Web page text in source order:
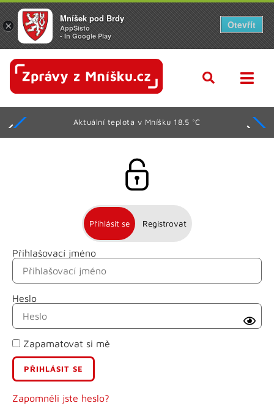
Aktuální teplota v Mníšku 18.5 °C
Přihlásit se Registrovat
Přihlašovací jméno
Heslo
Zapamatovat si mě
Zapomněli jste heslo?
Jméno
Příjmení
E-mail
Uživatelské jméno
×
Mníšek pod Brdy
AppSisto
- In Google Play
Otevřít